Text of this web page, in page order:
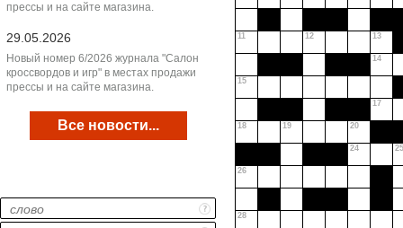
прессы и на сайте магазина.
29.05.2026
Новый номер 6/2026 журнала "Салон
кроссвордов и игр" в местах продажи
прессы и на сайте магазина.
Все новости...
11 12 13
14
15
17
18 19 20
24 25
26
28